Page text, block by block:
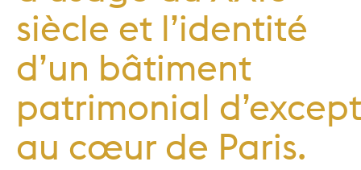
siècle et l’identité
d’un bâtiment
patrimonial
au cœur de Paris.